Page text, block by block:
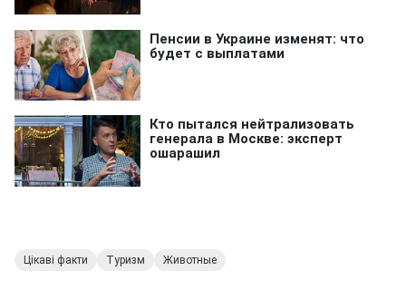
Цікаві факти Туризм Животные